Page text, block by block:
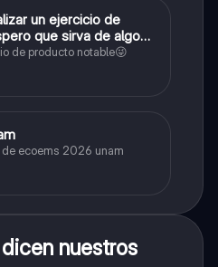
un ejercicio de
que sirva de algo💕
de producto notable😜
de ecoems 2026 unam
nuestros